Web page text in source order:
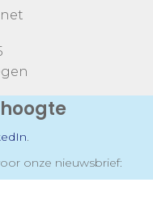
.
onze nieuwsbrief: